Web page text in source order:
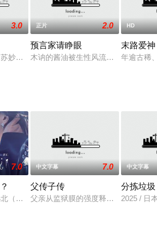
3.0
妙玲饰）的脑部受损，成为了生活无法自
正片 2.0
预言家请睁眼
木讷的酱油被生性风流又好赌的阿宽
HD
末路爱神
年逾古稀
7.0
（庄达菲 饰）被初恋男友李天昊（周澄奧
中文字幕 7.0
父传子传
父亲从监狱膜的强度释放，并在六年
中文字幕
分拣垃
2025 / 日